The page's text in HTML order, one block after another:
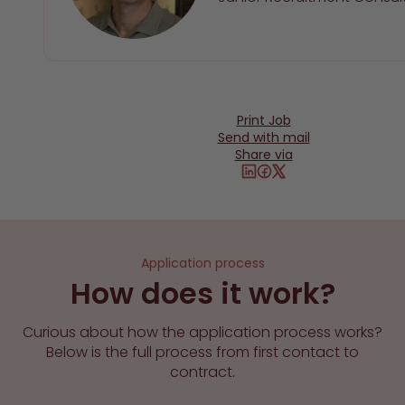
Print Job
Send with mail
Share via
Application process
How does it work?
Curious about how the application process works?
Below is the full process from first contact to
contract.